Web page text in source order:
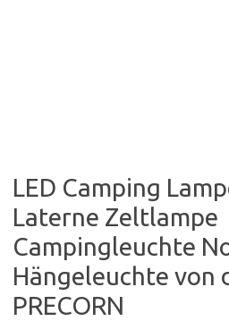
LED Camping
Laterne Zeltlampe
Campingleuchte
Hängeleuchte von
PRECORN